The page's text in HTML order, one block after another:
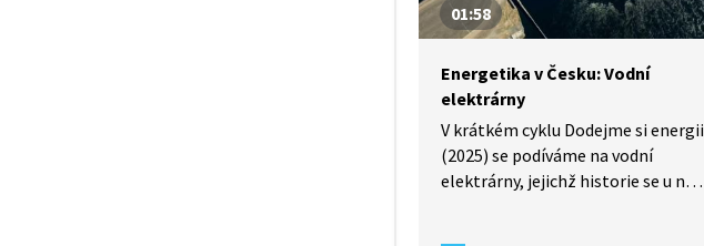
01:58
Energetika v Česku: Vodní
elektrárny
V krátkém cyklu Dodejme si energii
(2025) se podíváme na vodní
elektrárny, jejichž historie se u nás